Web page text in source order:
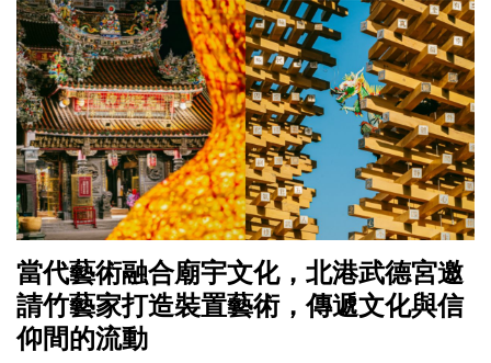
當代藝術融合廟宇文化，北港武德宮邀
請竹藝家打造裝置藝術，傳遞文化與信
仰間的流動